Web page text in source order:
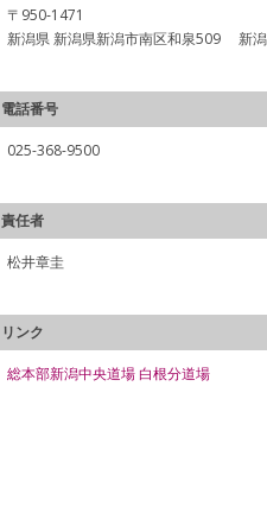
〒950‐1471
新潟県 新潟県新潟市南区和泉509 新
電話番号
025-368-9500
責任者
松井章圭
リンク
総本部新潟中央道場 白根分道場